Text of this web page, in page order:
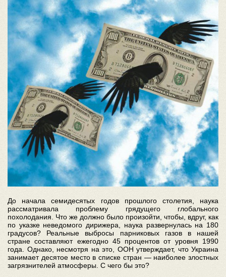
До начала семидесятых годов прошлого столетия, наука
рассматривала проблему грядущего глобального
похолодания. Что же должно было произойти, чтобы, вдруг, как
по указке неведомого дирижера, наука развернулась на 180
градусов? Реальные выбросы парниковых газов в нашей
стране составляют ежегодно 45 процентов от уровня 1990
года. Однако, несмотря на это, ООН утверждает, что Украина
занимает десятое место в списке стран — наиболее злостных
загрязнителей атмосферы. С чего бы это?